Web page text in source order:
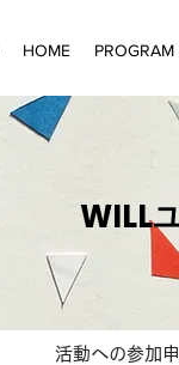
HOME PROGRAM
​WILL
活動への参加